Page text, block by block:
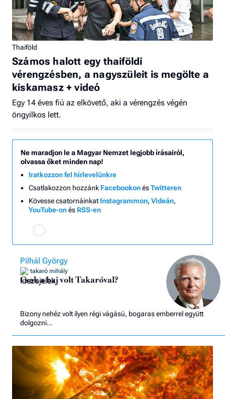
Thaiföld
Számos halott egy thaiföldi
vérengzésben, a nagyszüleit is megölte a
kiskamasz + videó
Egy 14 éves fiú az elkövető, aki a vérengzés végén
öngyilkos lett.
Ne maradjon le a Magyar Nemzet legjobb írásairól,
olvassa őket minden nap!
Iratkozzon fel hírlevelünkre
Csatlakozzon hozzánk FacebookonésTwitteren
Kövesse csatornáinkat Instagrammon, Videán,
YouTube-onés RSS-en
Pilhál György
takaró mihály
Csak a baj volt Takaróval?
Bizony nehéz volt ilyen régi vágású, bogaras emberrel együtt
dolgozni…